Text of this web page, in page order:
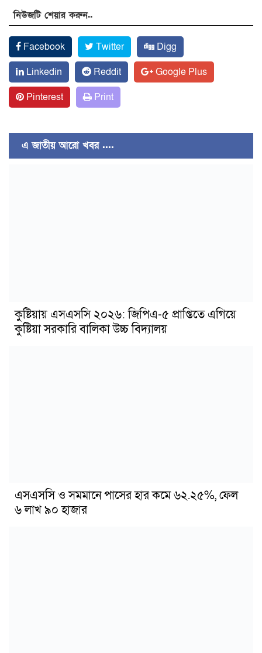
নিউজটি শেয়ার করুন..
Facebook Twitter
Digg
Linkedin
Reddit
Google Plus
Pinterest
Print
এ জাতীয় আরো খবর ....
কুষ্টিয়ায় এসএসসি ২০২৬: জিপিএ-৫ প্রাপ্তিতে এগিয়ে
কুষ্টিয়া সরকারি বালিকা উচ্চ বিদ্যালয়
এসএসসি ও সমমানে পাসের হার কমে ৬২.২৫%, ফেল
৬ লাখ ৯০ হাজার